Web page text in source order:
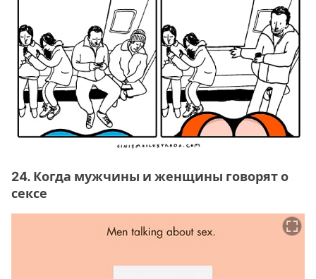
24. Когда мужчины и женщины говорят о
сексе